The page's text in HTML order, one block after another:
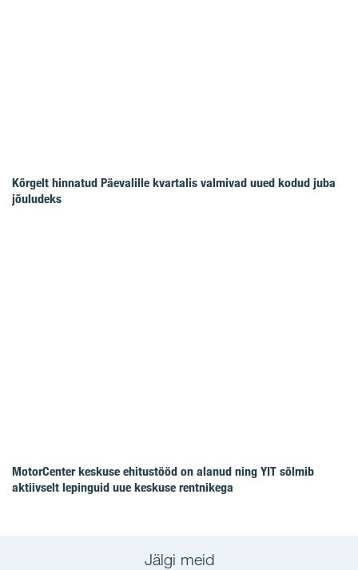
Kõrgelt hinnatud Päevalille kvartalis valmivad uued kodud juba
jõuludeks
MotorCenter keskuse ehitustööd on alanud ning YIT sõlmib
aktiivselt lepinguid uue keskuse rentnikega
Jälgi meid